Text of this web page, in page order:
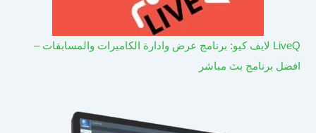
LiveQ لايف كيو: برنامج عرض وادارة الكاميرات والمسابقات –
افضل برنامج بث مباشر